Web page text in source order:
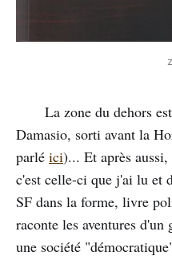
La zone du dehors
Damasio, sorti avant la
parlé ici)... Et après
c'est celle-ci que j'ai lu et
SF dans la forme, livre
raconte les aventures
une société